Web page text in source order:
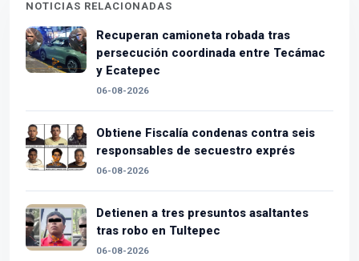
NOTICIAS RELACIONADAS
Recuperan camioneta robada tras
persecución coordinada entre Tecámac
y Ecatepec
06-08-2026
Obtiene Fiscalía condenas contra seis
responsables de secuestro exprés
06-08-2026
Detienen a tres presuntos asaltantes
tras robo en Tultepec
06-08-2026